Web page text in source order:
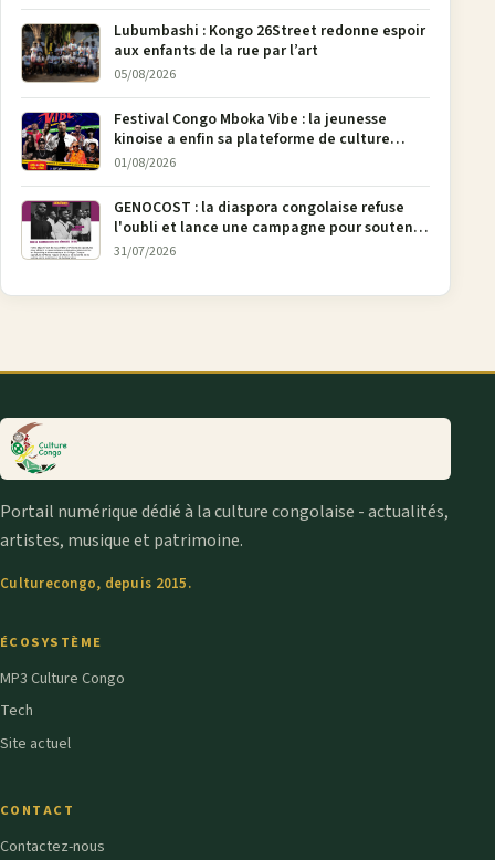
Lubumbashi : Kongo 26Street redonne espoir
aux enfants de la rue par l’art
05/08/2026
Festival Congo Mboka Vibe : la jeunesse
kinoise a enfin sa plateforme de culture
urbaine
01/08/2026
GENOCOST : la diaspora congolaise refuse
l'oubli et lance une campagne pour soutenir
la pétition FONAREV depuis Bruxelles
31/07/2026
Portail numérique dédié à la culture congolaise - actualités,
artistes, musique et patrimoine.
Culturecongo, depuis 2015.
ÉCOSYSTÈME
MP3 Culture Congo
Tech
Site actuel
CONTACT
Contactez-nous